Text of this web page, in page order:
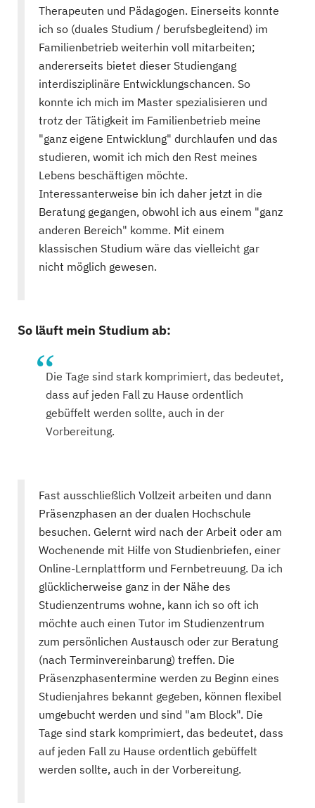
Therapeuten und Pädagogen. Einerseits konnte
ich so (duales Studium / berufsbegleitend) im
Familienbetrieb weiterhin voll mitarbeiten;
andererseits bietet dieser Studiengang
interdisziplinäre Entwicklungschancen. So
konnte ich mich im Master spezialisieren und
trotz der Tätigkeit im Familienbetrieb meine
"ganz eigene Entwicklung" durchlaufen und das
studieren, womit ich mich den Rest meines
Lebens beschäftigen möchte.
Interessanterweise bin ich daher jetzt in die
Beratung gegangen, obwohl ich aus einem "ganz
anderen Bereich" komme. Mit einem
klassischen Studium wäre das vielleicht gar
nicht möglich gewesen.
So läuft mein Studium ab:
Die Tage sind stark komprimiert, das bedeutet,
dass auf jeden Fall zu Hause ordentlich
gebüffelt werden sollte, auch in der
Vorbereitung.
Fast ausschließlich Vollzeit arbeiten und dann
Präsenzphasen an der dualen Hochschule
besuchen. Gelernt wird nach der Arbeit oder am
Wochenende mit Hilfe von Studienbriefen, einer
Online-Lernplattform und Fernbetreuung. Da ich
glücklicherweise ganz in der Nähe des
Studienzentrums wohne, kann ich so oft ich
möchte auch einen Tutor im Studienzentrum
zum persönlichen Austausch oder zur Beratung
(nach Terminvereinbarung) treffen. Die
Präsenzphasentermine werden zu Beginn eines
Studienjahres bekannt gegeben, können flexibel
umgebucht werden und sind "am Block". Die
Tage sind stark komprimiert, das bedeutet, dass
auf jeden Fall zu Hause ordentlich gebüffelt
werden sollte, auch in der Vorbereitung.